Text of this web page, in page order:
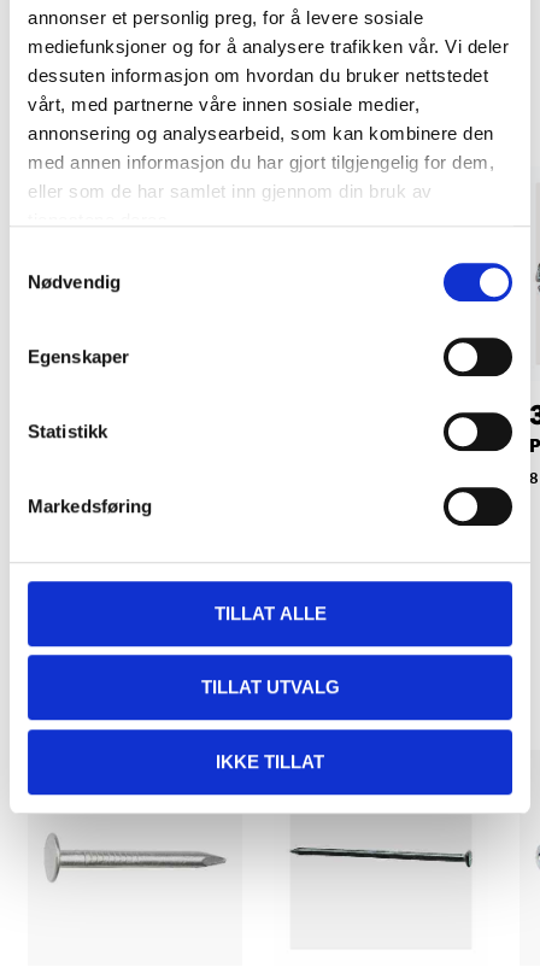
annonser et personlig preg, for å levere sosiale
mediefunksjoner og for å analysere trafikken vår. Vi deler
dessuten informasjon om hvordan du bruker nettstedet
vårt, med partnerne våre innen sosiale medier,
annonsering og analysearbeid, som kan kombinere den
med annen informasjon du har gjort tilgjengelig for dem,
eller som de har samlet inn gjennom din bruk av
Nødvendig
Egenskaper
Statistikk
Markedsføring
TILLAT ALLE
TILLAT UTVALG
IKKE TILLAT
Andre kunder har også kjøpt
Bakksag, 12"/R12
Relaterte produkter